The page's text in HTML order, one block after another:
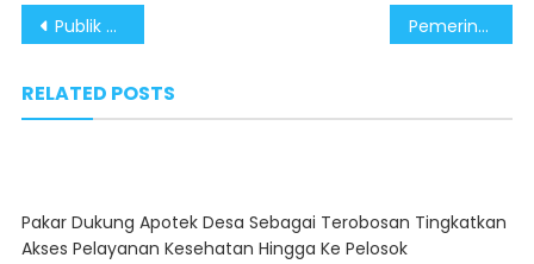
Post
Publik Optimis Pada Presiden: Data Menguat, Kepercayaan Publik Tinggi, dan Agenda Akselerasi 2026 Pemerintah Dukung Danantara Jadi Penggerak UMKM B2B dan Akselerator KEK Indonesia Timur
RELATED POSTS
Pakar Dukung Apotek Desa Sebagai Terobosan Tingkatkan
Akses Pelayanan Kesehatan Hingga Ke Pelosok